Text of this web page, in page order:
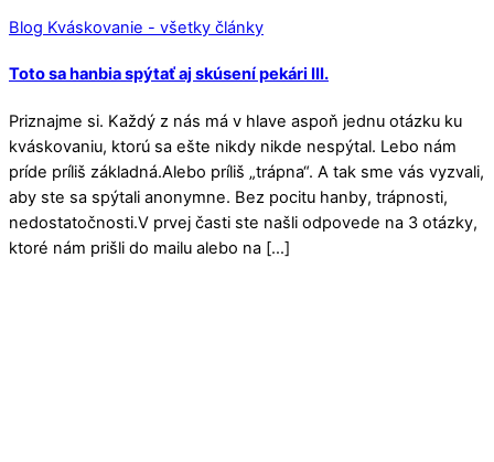
Blog Kváskovanie - všetky články
Toto sa hanbia spýtať aj skúsení pekári III.
Priznajme si. Každý z nás má v hlave aspoň jednu otázku ku
kváskovaniu, ktorú sa ešte nikdy nikde nespýtal. Lebo nám
príde príliš základná.Alebo príliš „trápna“. A tak sme vás vyzvali,
aby ste sa spýtali anonymne. Bez pocitu hanby, trápnosti,
nedostatočnosti.V prvej časti ste našli odpovede na 3 otázky,
ktoré nám prišli do mailu alebo na […]